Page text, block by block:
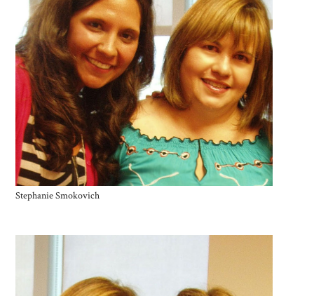
Stephanie Smokovich